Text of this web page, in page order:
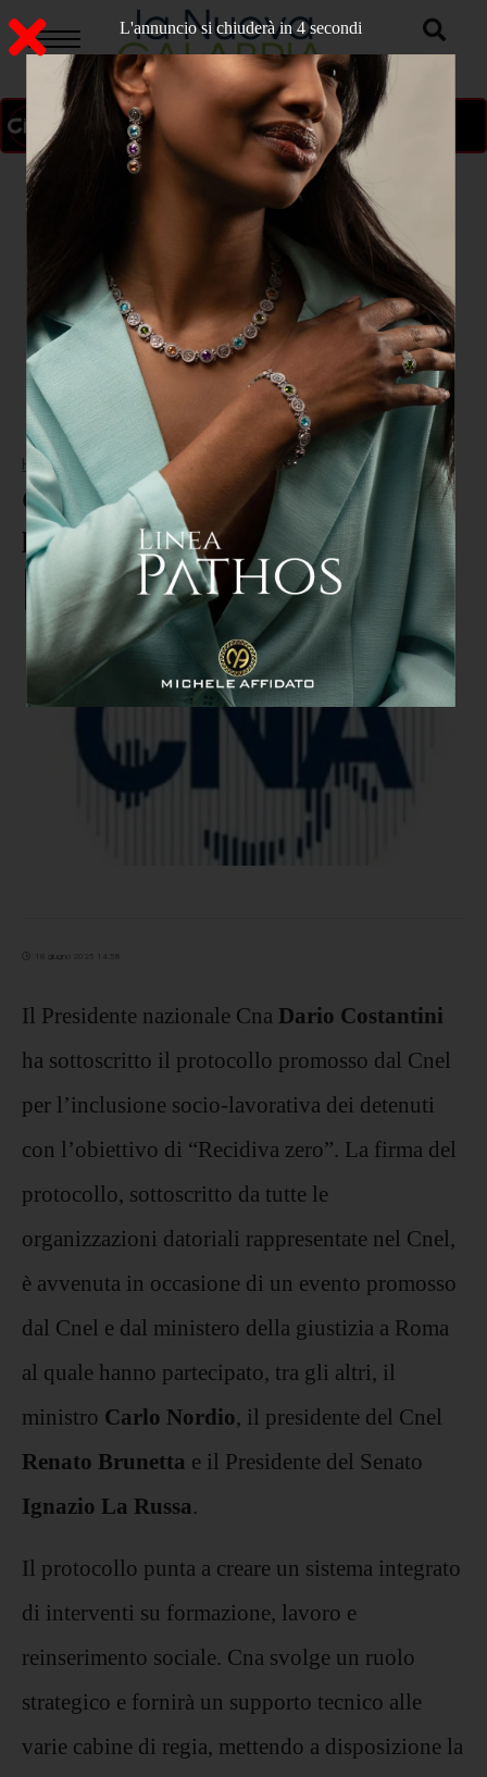
ON AIR
Home > ATTUALITA
Cna Calabria partecipa al
progetto del Cnel “Recidiva zero”
18 giugno 2025 14:58
Il Presidente nazionale Cna Dario Costantini
ha sottoscritto il protocollo promosso dal Cnel
per l’inclusione socio-lavorativa dei detenuti
con l’obiettivo di “Recidiva zero”. La firma del
protocollo, sottoscritto da tutte le
organizzazioni datoriali rappresentate nel Cnel,
è avvenuta in occasione di un evento promosso
dal Cnel e dal ministero della giustizia a Roma
al quale hanno partecipato, tra gli altri, il
ministro Carlo Nordio, il presidente del Cnel
Renato Brunetta e il Presidente del Senato
Ignazio La Russa.
Il protocollo punta a creare un sistema integrato
di interventi su formazione, lavoro e
reinserimento sociale. Cna svolge un ruolo
strategico e fornirà un supporto tecnico alle
varie cabine di regia, mettendo a disposizione la
L'annuncio si chiuderà in 3 secondi